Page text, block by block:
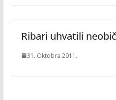
Ribari uhvatili
31. Oktobra 2011.